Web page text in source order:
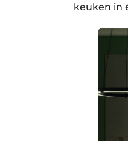
keuken in